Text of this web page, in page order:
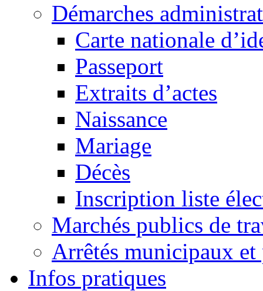
Démarches
Carte nationale
Passeport
Extraits d’actes
Naissance
Mariage
Décès
Inscription liste
Marchés publics de
Arrêtés municipaux et
Infos pratiques